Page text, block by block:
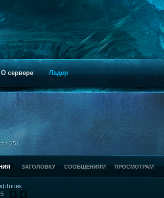
О сервере Ладер
25)
ЗАГОЛОВКУ СООБЩЕНИЯМ ПРОСМОТРАМ
1 2